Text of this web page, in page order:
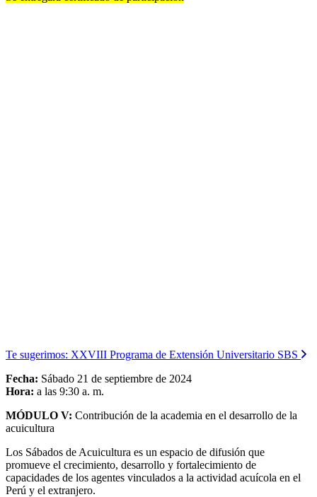
Te sugerimos: XXVIII Programa de Extensión Universitario SBS
Fecha: Sábado 21 de septiembre de 2024
Hora: a las 9:30 a. m.
MÓDULO V: Contribución de la academia en el desarrollo de la
acuicultura
Los Sábados de Acuicultura es un espacio de difusión que
promueve el crecimiento, desarrollo y fortalecimiento de
capacidades de los agentes vinculados a la actividad acuícola en el
Perú y el extranjero.